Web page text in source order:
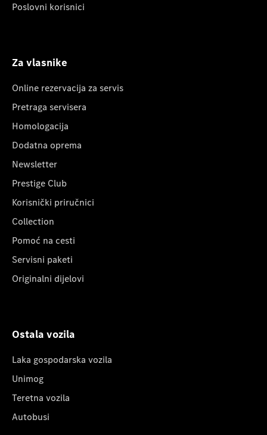
Poslovni korisnici
Za vlasnike
Online rezervacija za servis
Pretraga servisera
Homologacija
Dodatna oprema
Newsletter
Prestige Club
Korisnički priručnici
Collection
Pomoć na cesti
Servisni paketi
Originalni dijelovi
Ostala vozila
Laka gospodarska vozila
Unimog
Teretna vozila
Autobusi